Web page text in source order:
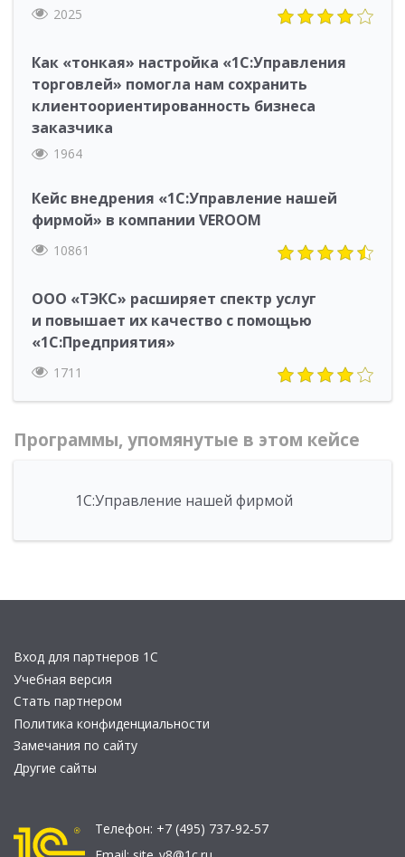
2025
Как «тонкая» настройка «1С:Управления
торговлей» помогла нам сохранить
клиентоориентированность бизнеса
заказчика
1964
Кейс внедрения «1С:Управление нашей
фирмой» в компании VEROOM
10861
ООО «ТЭКС» расширяет спектр услуг
и повышает их качество с помощью
«1С:Предприятия»
1711
Программы, упомянутые в этом кейсе
1С:Управление нашей фирмой
Вход для партнеров 1С
Учебная версия
Стать партнером
Политика конфиденциальности
Замечания по сайту
Другие сайты
Телефон: +7 (495) 737-92-57